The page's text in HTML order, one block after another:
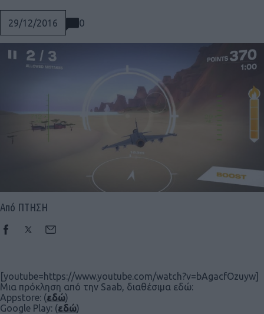
29/12/2016 0
Από ΠΤΗΣΗ
[youtube=https://www.youtube.com/watch?v=bAgacfOzuyw]
Μια πρόκληση από την Saab, διαθέσιμα εδώ:
Appstore: (εδώ)
Google Play: (εδώ)